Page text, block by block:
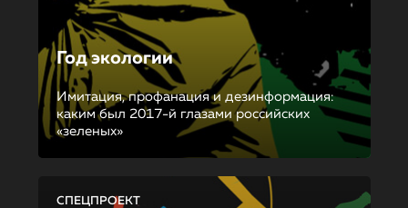
Год экологии
Имитация, профанация и дезинформация:
каким был 2017-й глазами российских
«зеленых»
СПЕЦПРОЕКТ